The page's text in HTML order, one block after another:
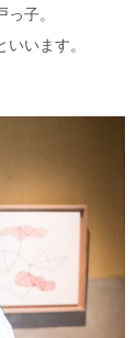
子。
います。